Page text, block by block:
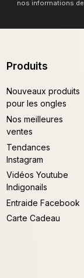
nos informations
Produits
Nouveaux produits
pour les ongles
Nos meilleures
ventes
Tendances
Instagram
Vidéos Youtube
Indigonails
Entraide Facebook
Carte Cadeau